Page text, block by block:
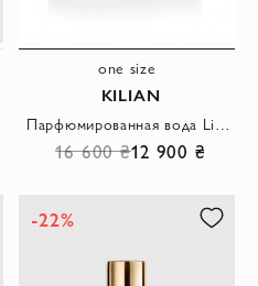
one size
KILIAN
16 600 ₴12 900 ₴
-22%